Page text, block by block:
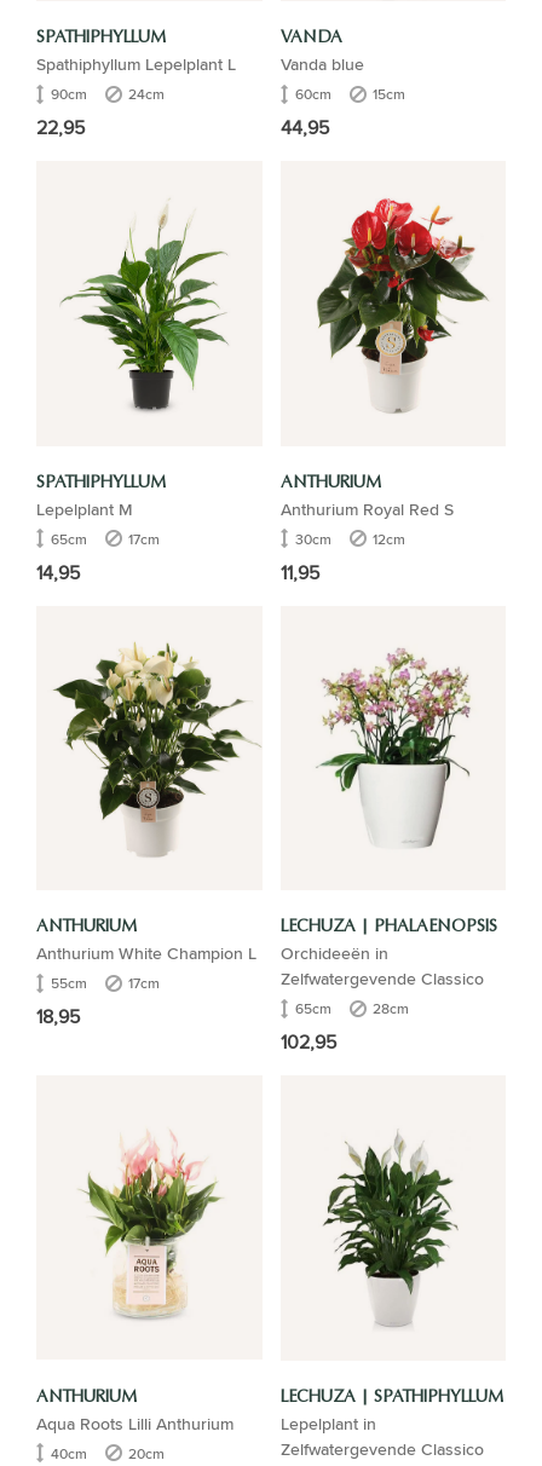
SPATHIPHYLLUM
Spathiphyllum Lepelplant L
90cm 24cm
22,95
VANDA
Vanda blue
60cm 15cm
44,95
SPATHIPHYLLUM
Lepelplant M
65cm 17cm
14,95
ANTHURIUM
Anthurium Royal Red S
30cm 12cm
11,95
ANTHURIUM
Anthurium White Champion L
55cm 17cm
18,95
LECHUZA | PHALAENOPSIS
Orchideeën in
Zelfwatergevende Classico
65cm 28cm
102,95
ANTHURIUM
Aqua Roots Lilli Anthurium
40cm 20cm
LECHUZA | SPATHIPHYLLUM
Lepelplant in
Zelfwatergevende Classico